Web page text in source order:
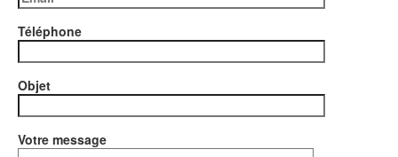
Téléphone
Objet
Votre message